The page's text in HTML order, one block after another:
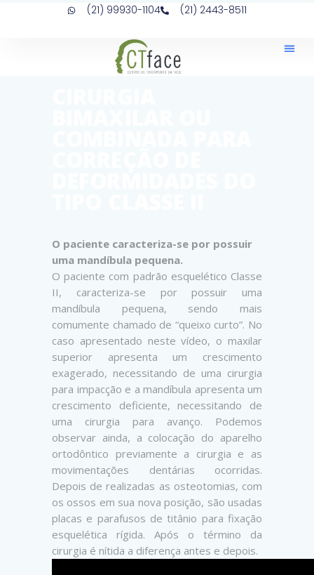
(21) 99930-1104 (21) 2443-8511
O paciente caracteriza-se por possuir
uma mandíbula pequena.
O paciente com padrão esquelético Classe
II, caracteriza-se por possuir uma
mandíbula pequena, sendo mais
comumente chamado de “queixo curto”. No
caso apresentado neste vídeo, o maxilar
superior apresenta um crescimento
exagerado, necessitando de uma cirurgia
para impacção e a mandíbula apresenta um
crescimento deficiente, necessitando de
uma cirurgia para avanço. Podemos
observar ainda, a colocação do aparelho
ortodôntico previamente a cirurgia e as
movimentações dentárias ocorridas.
Depois de realizadas as osteotomias, com
os ossos em sua nova posição, são usadas
placas e parafusos de titânio para fixação
esquelética rígida. Após o término da
cirurgia é nítida a diferença antes e depois.